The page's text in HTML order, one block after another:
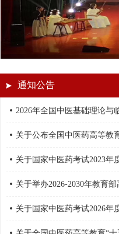
通知公告
2026年全国中医基础理论与
关于公布全国中医药高等教
关于国家中医药考试2023年
关于举办2026-2030年教育
关于国家中医药考试2026年